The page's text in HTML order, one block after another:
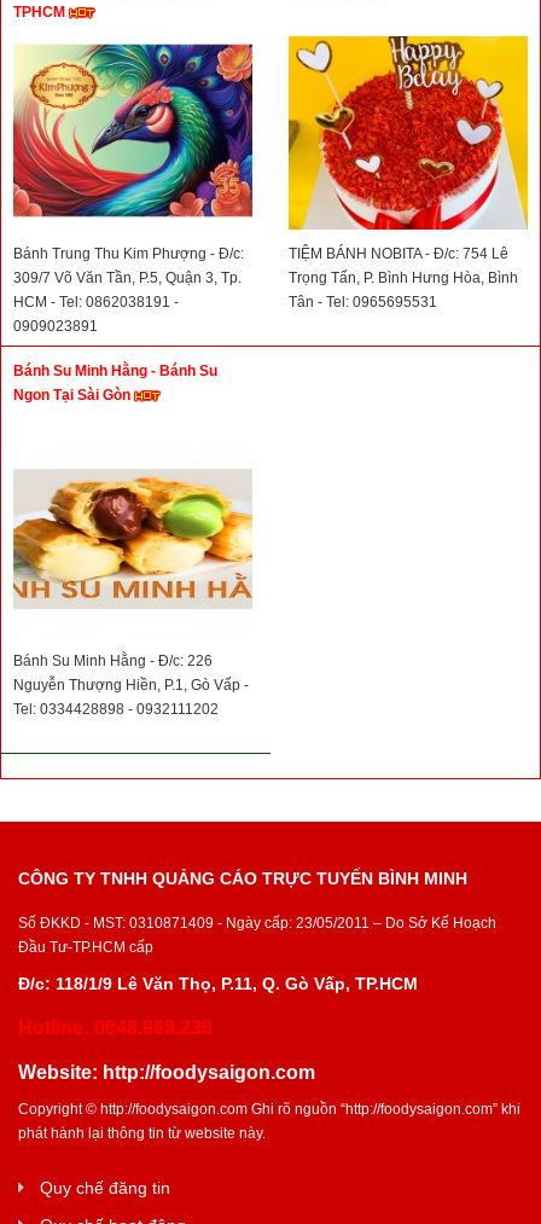
TPHCM
Bánh Trung Thu Kim Phượng - Đ/c:
309/7 Võ Văn Tần, P.5, Quận 3, Tp.
HCM - Tel: 0862038191 -
0909023891
TIỆM BÁNH NOBITA - Đ/c: 754 Lê
Trọng Tấn, P. Bình Hưng Hòa, Bình
Tân - Tel: 0965695531
Bánh Su Minh Hằng - Bánh Su
Ngon Tại Sài Gòn
Bánh Su Minh Hằng - Đ/c: 226
Nguyễn Thượng Hiền, P.1, Gò Vấp -
Tel: 0334428898 - 0932111202
CÔNG TY TNHH QUẢNG CÁO TRỰC TUYẾN BÌNH MINH
Số ĐKKD - MST: 0310871409 - Ngày cấp: 23/05/2011 – Do Sở Kế Hoạch
Đầu Tư-TP.HCM cấp
Đ/c: 118/1/9 Lê Văn Thọ, P.11, Q. Gò Vấp, TP.HCM
Hotline: 0948.968.238
Website: http://foodysaigon.com
Copyright © http://foodysaigon.com Ghi rõ nguồn “http://foodysaigon.com” khi
phát hành lại thông tin từ website này.
Quy chế đăng tin